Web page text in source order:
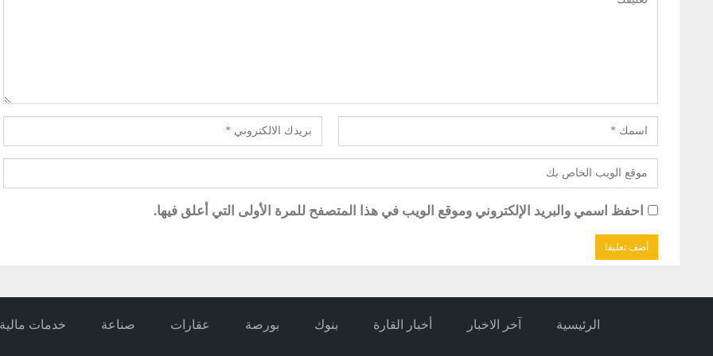
احفظ اسمي والبريد الإلكتروني وموقع الويب في هذا المتصفح للمرة الأولى التي أعلق فيها.
الرئيسية آخر الاخبار أخبار القارة بنوك بورصة عقارات صناعة خدمات مالية